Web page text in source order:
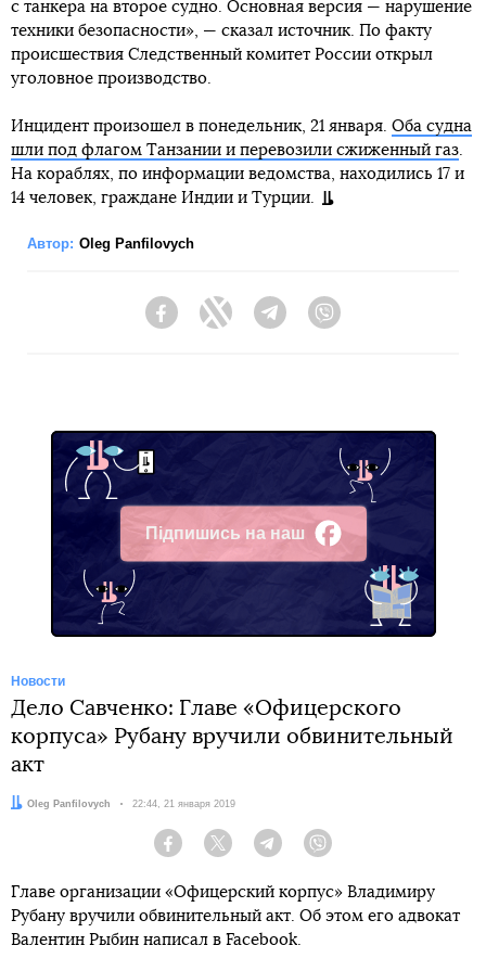
с танкера на второе судно. Основная версия — нарушение
техники безопасности», — сказал источник. По факту
происшествия Следственный комитет России открыл
уголовное производство.
Инцидент произошел в понедельник, 21 января. Оба судна
шли под флагом Танзании и перевозили сжиженный газ.
На кораблях, по информации ведомства, находились 17 и
14 человек, граждане Индии и Турции.
Автор: Oleg Panfilovych
FacebookTwitter Telegram
Підпишись на наш
Facebook
Новости
Дело Савченко: Главе «Офицерского
корпуса» Рубану вручили обвинительный
акт
Автор:
Oleg Panfilovych Дата:
22:44, 21 января 2019
Facebook Twitter Telegram
Главе организации «Офицерский корпус» Владимиру
Рубану вручили обвинительный акт. Об этом его адвокат
Валентин Рыбин написал в Facebook.